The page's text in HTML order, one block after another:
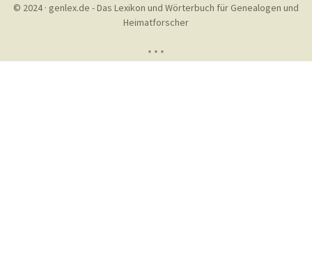
© 2024 · genlex.de - Das Lexikon und Wörterbuch für Genealogen und
Heimatforscher
* * *